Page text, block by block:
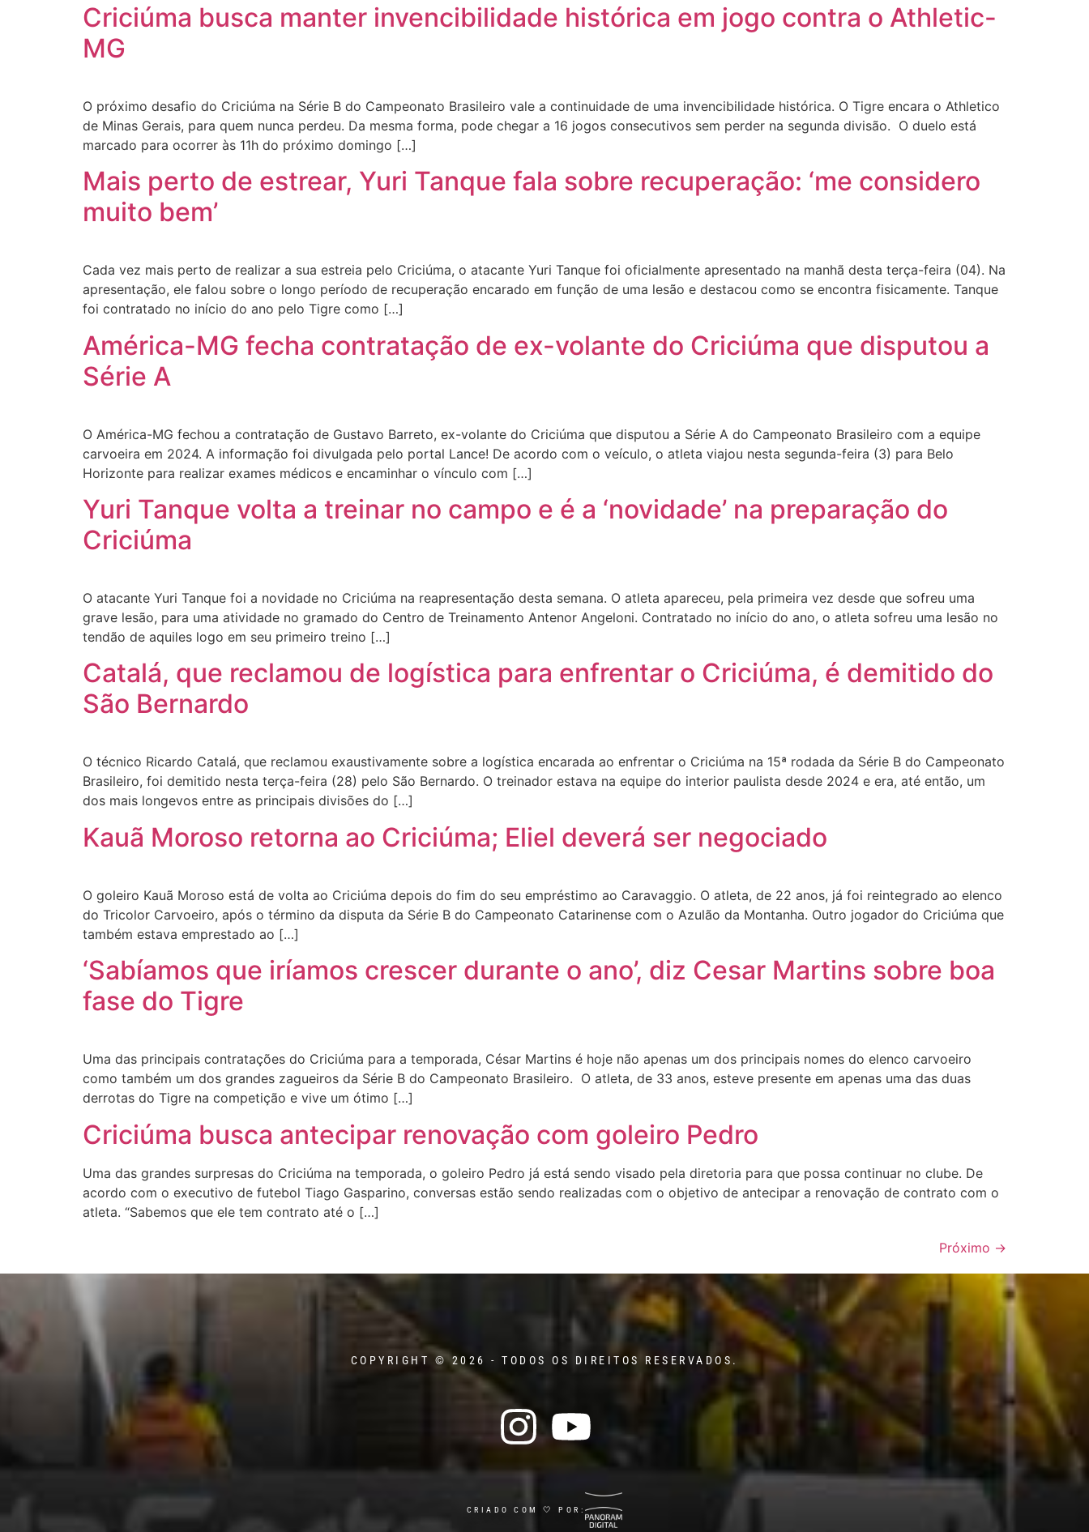
Criciúma busca manter invencibilidade histórica em jogo contra o Athletic-
MG
O próximo desafio do Criciúma na Série B do Campeonato Brasileiro vale a continuidade de uma invencibilidade histórica. O Tigre encara o Athletico
de Minas Gerais, para quem nunca perdeu. Da mesma forma, pode chegar a 16 jogos consecutivos sem perder na segunda divisão. O duelo está
marcado para ocorrer às 11h do próximo domingo […]
Mais perto de estrear, Yuri Tanque fala sobre recuperação: ‘me considero
muito bem’
Cada vez mais perto de realizar a sua estreia pelo Criciúma, o atacante Yuri Tanque foi oficialmente apresentado na manhã desta terça-feira (04). Na
apresentação, ele falou sobre o longo período de recuperação encarado em função de uma lesão e destacou como se encontra fisicamente. Tanque
foi contratado no início do ano pelo Tigre como […]
América-MG fecha contratação de ex-volante do Criciúma que disputou a
Série A
O América-MG fechou a contratação de Gustavo Barreto, ex-volante do Criciúma que disputou a Série A do Campeonato Brasileiro com a equipe
carvoeira em 2024. A informação foi divulgada pelo portal Lance! De acordo com o veículo, o atleta viajou nesta segunda-feira (3) para Belo
Horizonte para realizar exames médicos e encaminhar o vínculo com […]
Yuri Tanque volta a treinar no campo e é a ‘novidade’ na preparação do
Criciúma
O atacante Yuri Tanque foi a novidade no Criciúma na reapresentação desta semana. O atleta apareceu, pela primeira vez desde que sofreu uma
grave lesão, para uma atividade no gramado do Centro de Treinamento Antenor Angeloni. Contratado no início do ano, o atleta sofreu uma lesão no
tendão de aquiles logo em seu primeiro treino […]
Catalá, que reclamou de logística para enfrentar o Criciúma, é demitido do
São Bernardo
O técnico Ricardo Catalá, que reclamou exaustivamente sobre a logística encarada ao enfrentar o Criciúma na 15ª rodada da Série B do Campeonato
Brasileiro, foi demitido nesta terça-feira (28) pelo São Bernardo. O treinador estava na equipe do interior paulista desde 2024 e era, até então, um
dos mais longevos entre as principais divisões do […]
Kauã Moroso retorna ao Criciúma; Eliel deverá ser negociado
O goleiro Kauã Moroso está de volta ao Criciúma depois do fim do seu empréstimo ao Caravaggio. O atleta, de 22 anos, já foi reintegrado ao elenco
do Tricolor Carvoeiro, após o término da disputa da Série B do Campeonato Catarinense com o Azulão da Montanha. Outro jogador do Criciúma que
também estava emprestado ao […]
‘Sabíamos que iríamos crescer durante o ano’, diz Cesar Martins sobre boa
fase do Tigre
Uma das principais contratações do Criciúma para a temporada, César Martins é hoje não apenas um dos principais nomes do elenco carvoeiro
como também um dos grandes zagueiros da Série B do Campeonato Brasileiro. O atleta, de 33 anos, esteve presente em apenas uma das duas
derrotas do Tigre na competição e vive um ótimo […]
Criciúma busca antecipar renovação com goleiro Pedro
Uma das grandes surpresas do Criciúma na temporada, o goleiro Pedro já está sendo visado pela diretoria para que possa continuar no clube. De
acordo com o executivo de futebol Tiago Gasparino, conversas estão sendo realizadas com o objetivo de antecipar a renovação de contrato com o
atleta. “Sabemos que ele tem contrato até o […]
Próximo →
COPYRIGHT © 2026 - TODOS OS DIREITOS RESERVADOS.
CRIADO COM 🤍 POR: